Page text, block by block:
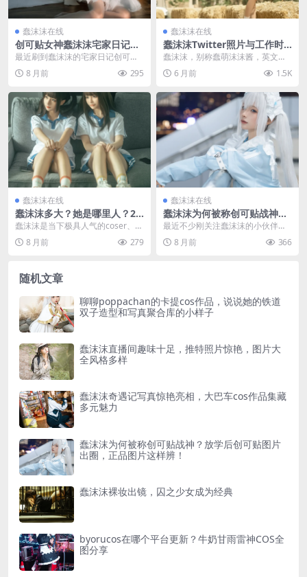
蠢沫沫在线
创可贴女神蠢沫沫宅家日记照
片太吸睛，作品集大巴车藏惊
喜
最近刷到蠢沫沫的宅家日记创可贴
照片，瞬间被圈粉了！温柔又带点
俏皮的风格，把创可贴...
8 月前 295
蠢沫沫在线
蠢沫沫Twitter照片与工作时
间整理，只穿三个创可贴放学
后在哪找？
蠢沫沫，别称蠢萌沫沫酱，英文名C
hunmomo，2002年1月27日出生
于河南，...
6 月前 1.5K
蠢沫沫在线
蠢沫沫多大？她是哪里人？20
205解读蠢沫沫个人信息
蠢沫沫是当下极具人气的coser、微
博网红及知名动漫博主，凭借精致
的颜值和优质的...
8 月前 279
蠢沫沫在线
蠢沫沫为何被称创可贴战神？
放学后创可贴图片出圈，正品
图片这样辨！
最近不少刚关注蠢沫沫的小伙伴，
都在问同一个问题：她为什么会被
叫做创可贴战神？还有...
8 月前 366
随机文章
聊聊poppachan的卡提cos作品，说说她的铁道
双子造型和写真聚合库的小样子
蠢沫沫直播间趣味十足，推特照片惊艳，图片大
全风格多样
蠢沫沫奇遇记写真惊艳亮相，大巴车cos作品集藏
多元魅力
蠢沫沫为何被称创可贴战神？放学后创可贴图片
出圈，正品图片这样辨！
蠢沫沫裸妆出镜，囚之少女成为经典
byorucos在哪个平台更新？牛奶甘雨雷神COS全
图分享